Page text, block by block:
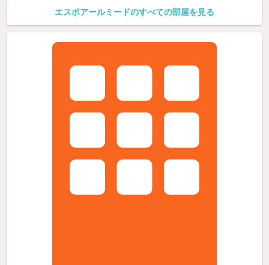
エスポアールミードのすべての部屋を見る